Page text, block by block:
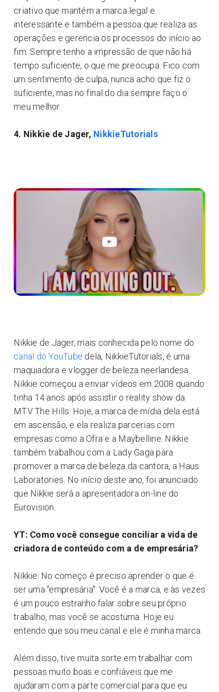
criativo que mantém a marca legal e
interessante e também a pessoa que realiza as
operações e gerencia os processos do início ao
fim. Sempre tenho a impressão de que não há
tempo suficiente, o que me preocupa. Fico com
um sentimento de culpa, nunca acho que fiz o
suficiente, mas no final do dia sempre faço o
meu melhor.
4. Nikkie de Jager, NikkieTutorials
Nikkie de Jager, mais conhecida pelo nome do
canal do YouTube dela, NikkieTutorials, é uma
maquiadora e vlogger de beleza neerlandesa.
Nikkie começou a enviar vídeos em 2008 quando
tinha 14 anos após assistir o reality show da
MTV The Hills. Hoje, a marca de mídia dela está
em ascensão, e ela realiza parcerias com
empresas como a Ofra e a Maybelline. Nikkie
também trabalhou com a Lady Gaga para
promover a marca de beleza da cantora, a Haus
Laboratories. No início deste ano, foi anunciado
que Nikkie será a apresentadora on-line do
Eurovision.
YT: Como você consegue conciliar a vida de
criadora de conteúdo com a de empresária?
Nikkie: No começo é preciso aprender o que é
ser uma "empresária". Você é a marca, e às vezes
é um pouco estranho falar sobre seu próprio
trabalho, mas você se acostuma. Hoje eu
entendo que sou meu canal e ele é minha marca.
Além disso, tive muita sorte em trabalhar com
pessoas muito boas e confiáveis que me
ajudaram com a parte comercial para que eu